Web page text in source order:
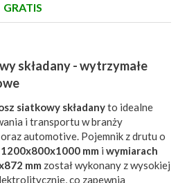
GRATIS
składany - wytrzymałe
siatkowy składanyto idealne
i transportu w branży
automotive. Pojemnik z drutu o
mm i wymiarach
mm został wykonany z wysokiej
co zapewnia